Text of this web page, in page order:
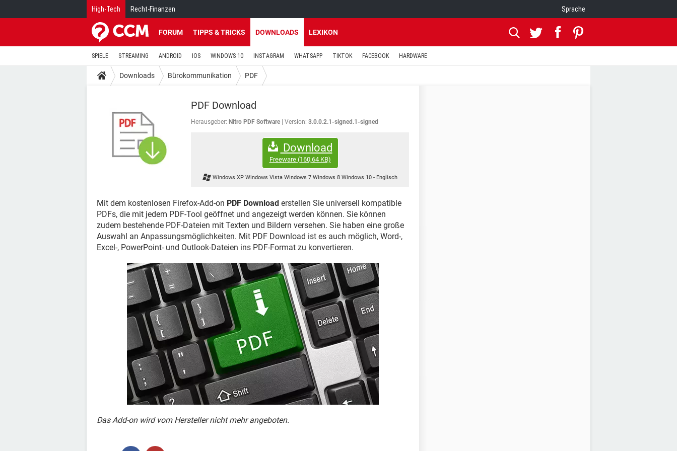
High-Tech Recht-Finanzen Sprache
FORUM TIPPS & TRICKS DOWNLOADS LEXIKON
SPIELE STREAMING ANDROID IOS WINDOWS 10 INSTAGRAM WHATSAPP TIKTOK FACEBOOK HARDWARE
Downloads Bürokommunikation PDF
PDF Download
Herausgeber: Nitro PDF Software Version: 3.0.0.2.1-signed.1-signed
Download
Freeware(160,64 KB)
Windows XP Windows Vista Windows 7 Windows 8 Windows 10- Englisch
Mit dem kostenlosen Firefox-Add-on PDF Download erstellen Sie universell kompatible
PDFs, die mit jedem PDF-Tool geöffnet und angezeigt werden können. Sie können
zudem bestehende PDF-Dateien mit Texten und Bildern versehen. Sie haben eine große
Auswahl an Anpassungsmöglichkeiten. Mit PDF Download ist es auch möglich, Word-,
Excel-, PowerPoint- und Outlook-Dateien ins PDF-Format zu konvertieren.
Das Add-on wird vom Hersteller nicht mehr angeboten.